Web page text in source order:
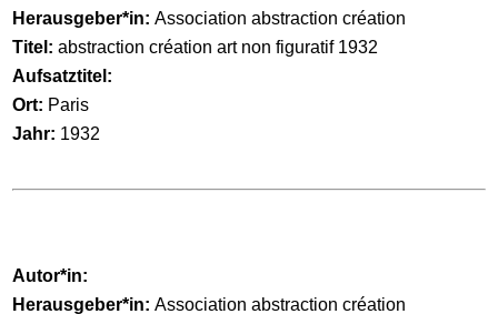
Herausgeber*in: Association abstraction création
Titel: abstraction création art non figuratif 1932
Aufsatztitel:
Ort: Paris
Jahr: 1932
Autor*in:
Herausgeber*in: Association abstraction création